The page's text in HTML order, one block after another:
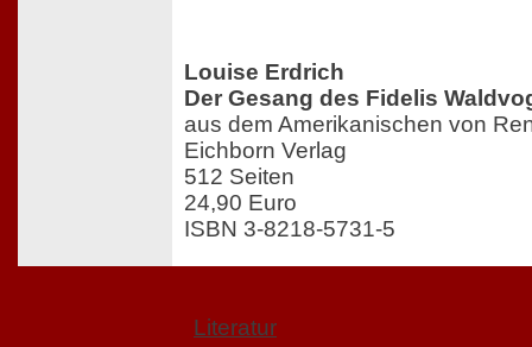
Louise Erdrich
Der Gesang des Fidelis
aus dem Amerikanischen von
Eichborn Verlag
512 Seiten
24,90 Euro
ISBN 3-8218-5731-5
Literatur